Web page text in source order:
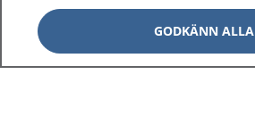
GODKÄNN ALLA